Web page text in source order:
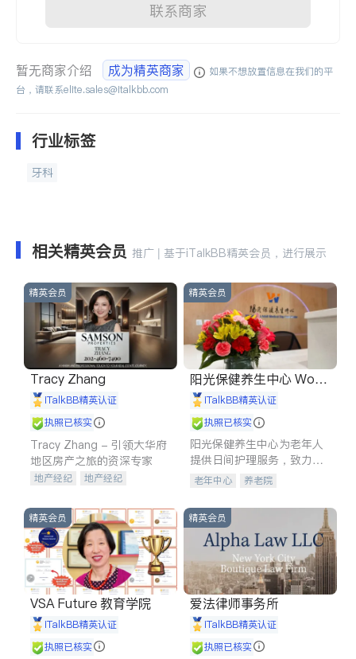
联系商家
暂无商家介绍 成为精英商家
如果不想放置信息在我们的平
台，请联系elite.sales@italkbb.com
行业标签
牙科
相关精英会员 推广 | 基于iTalkBB精英会员，进行展示
精英会员
Tracy Zhang
iTalkBB精英认证
执照已核实
Tracy Zhang - 引领大华府
地区房产之旅的资深专家
地产经纪
地产经纪
商铺租售
开发商建商
精英会员
阳光保健养生中心 World
shine
iTalkBB精英认证
执照已核实
阳光保健养生中心为老年人
提供日间护理服务，致力于
通过持续的护理创新来有效
老年中心 养老院
精英会员
VSA Future 教育学院
iTalkBB精英认证
执照已核实
精英会员
爱法律师事务所
iTalkBB精英认证
执照已核实